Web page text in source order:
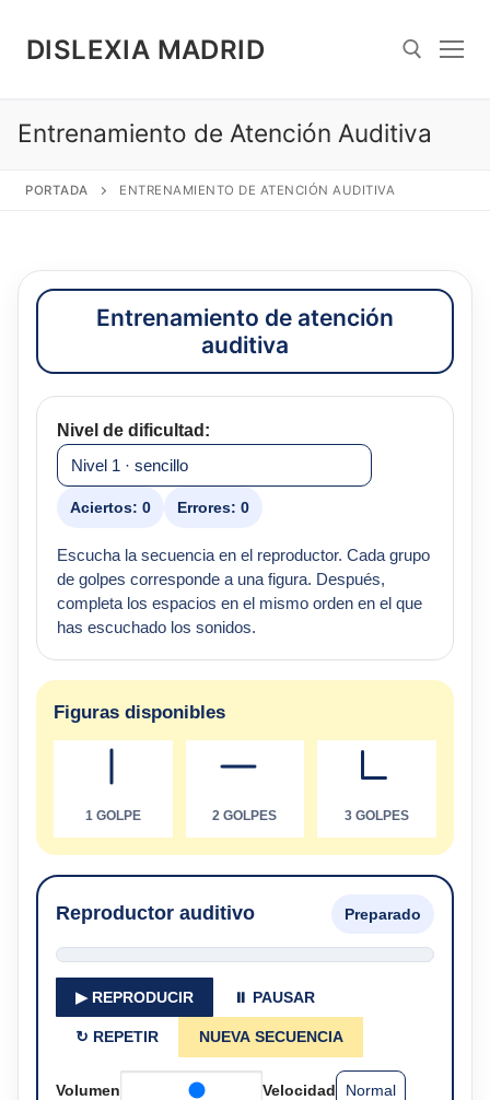
contenido
DISLEXIA MADRID
Search for:
Entrenamiento de Atención Auditiva
PORTADA ENTRENAMIENTO DE ATENCIÓN AUDITIVA
Entrenamiento de atención
auditiva
Nivel de dificultad:
Aciertos: 0 Errores: 0
Escucha la secuencia en el reproductor. Cada grupo
de golpes corresponde a una figura. Después,
completa los espacios en el mismo orden en el que
has escuchado los sonidos.
Figuras disponibles
1 GOLPE 2 GOLPES 3 GOLPES
Reproductor auditivo Preparado
▶ REPRODUCIR ⏸ PAUSAR
↻ REPETIR NUEVA SECUENCIA
Volumen Velocidad